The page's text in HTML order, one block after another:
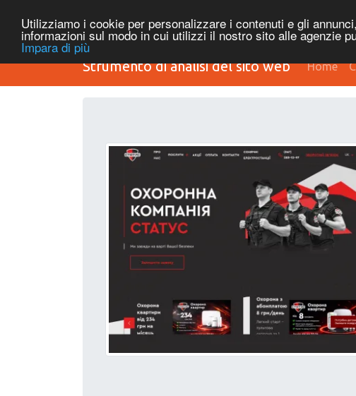
Utilizziamo i cookie per personalizzare i contenuti e gli
informazioni sul modo in cui utilizzi il nostro sito alle agenzie
Impara di più
Strumento di analisi del sito web Home